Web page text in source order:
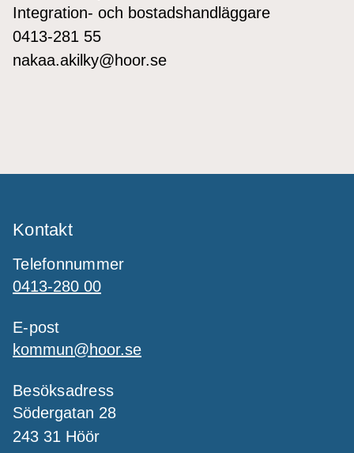
Integration- och bostadshandläggare
0413-281 55
nakaa.akilky@hoor.se
Kontakt
Telefonnummer
0413-280 00
E-post
kommun@hoor.se
Besöksadress
Södergatan 28
243 31 Höör